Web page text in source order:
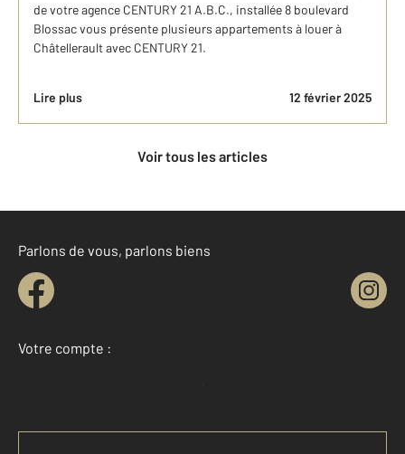
de votre agence CENTURY 21 A.B.C., installée 8 boulevard
Blossac vous présente plusieurs appartements à louer à
Châtellerault avec CENTURY 21.
Lire plus 12 février 2025
Voir tous les articles
Parlons de vous, parlons biens
Votre compte :
Accéder à mon compte